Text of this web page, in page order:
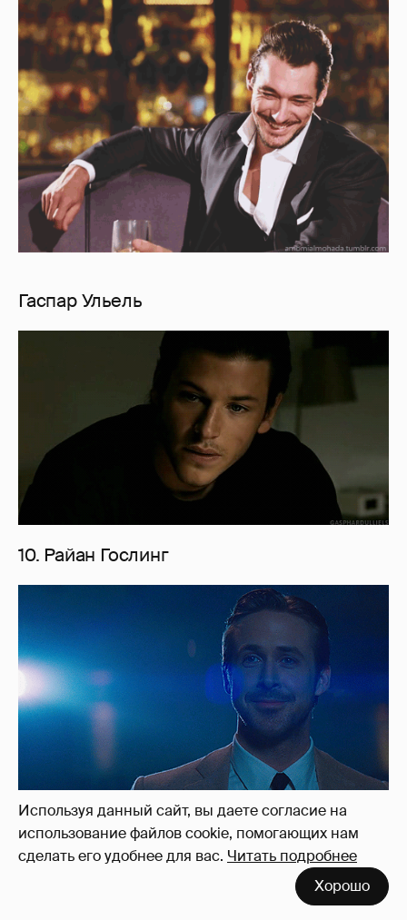
Используя данный сайт, вы даете согласие на
использование файлов cookie, помогающих нам
сделать его удобнее для вас. Читать подробнее
Хорошо
Гаспар Ульель
10. Райан Гослинг
9. Майкл Фассбендер